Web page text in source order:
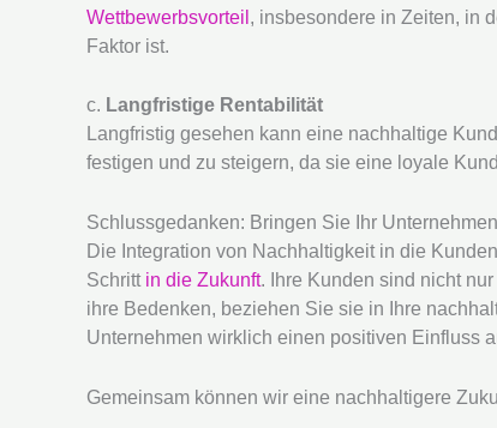
Wettbewerbsvorteil , insbesondere in Zeiten, in
Faktor ist.
c. Langfristige Rentabilität
Langfristig gesehen kann eine nachhaltige
festigen und zu steigern, da sie eine loyale
Schlussgedanken: Bringen Sie Ihr
Die Integration von Nachhaltigkeit in die
Schritt in die Zukunft. Ihre Kunden sind nicht
ihre Bedenken, beziehen Sie sie in Ihre
Unternehmen wirklich einen positiven Einfluss
Gemeinsam können wir eine nachhaltigere